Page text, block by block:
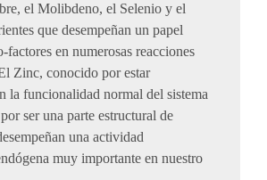
el Molibdeno, el Selenio y el
que desempeñan un papel
factores en numerosas reacciones
Zinc, conocido por estar
la funcionalidad normal del sistema
ser una parte estructural de
una actividad
muy importante en nuestro